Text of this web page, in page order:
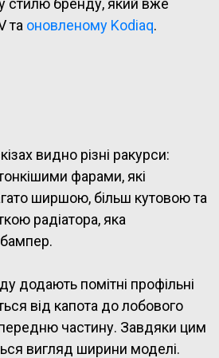
та оновленому Kodiaq.
видно різні ракурси:
фарами, які
ширшою, більш кутовою та
радіатора, яка
додають помітні профільні
від капота до лобового
частину. Завдяки цим
вигляд ширини моделі.